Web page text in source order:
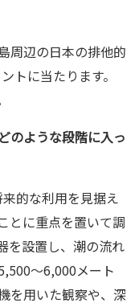
周辺の日本の排他的
トに当たります。
のような段階に入っ
的な利用を見据え
とに重点を置いて調
を設置し、潮の流れ
～6,000メート
を用いた観察や、深